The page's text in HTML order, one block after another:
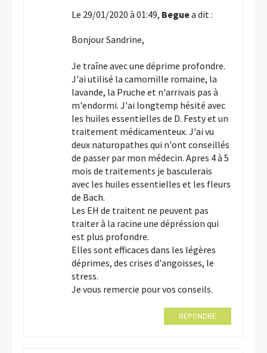
Le 29/01/2020 à 01:49, Beguea dit :
Bonjour Sandrine,
Je traîne avec une déprime profondre.
J'ai utilisé la camomille romaine, la
lavande, la Pruche et n'arrivais pas à
m'endormi. J'ai longtemp hésité avec
les huiles essentielles de D. Festy et un
traitement médicamenteux. J'ai vu
deux naturopathes qui n'ont conseillés
de passer par mon médecin. Apres 4 à 5
mois de traitements je basculerais
avec les huiles essentielles et les fleurs
de Bach.
Les EH de traitent ne peuvent pas
traiter à la racine une dépréssion qui
est plus profondre.
Elles sont efficaces dans les légères
déprimes, des crises d'angoisses, le
stress.
Je vous remercie pour vos conseils.
RÉPONDRE